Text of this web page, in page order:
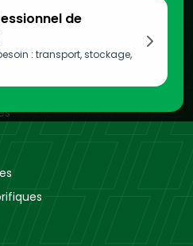
de
: transport, stockage,